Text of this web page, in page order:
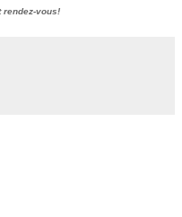
rendez-vous!